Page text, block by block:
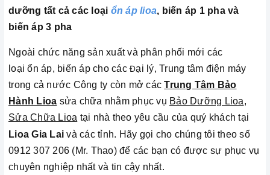
dưỡng tất cả các loại ổn áp lioa, biến áp 1 pha và
biến áp 3 pha
Ngoài chức năng sản xuất và phân phối mới các
loại ổn áp, biến áp cho cácĐại lý, Trung tâm điện máy
trong cả nước Công ty còn mở cácTrung Tâm Bảo
Hành Lioa sửa chữa nhằm phục vụ Bảo Dưỡng Lioa,
Sửa Chữa Lioa tại nhà theo yêu cầu của quý khách tại
Lioa Gia Lai và các tỉnh. Hãy gọi cho chúng tôi theo số
0912 307 206 (Mr. Thao) để các bạn có được sự phục vụ
chuyên nghiệp nhất và tin cậy nhất.